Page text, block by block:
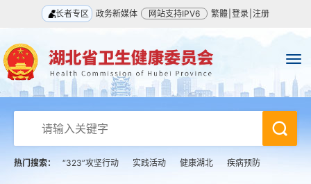
长者专区 政务新媒体 网站支持IPV6 繁體 登录 注册
热门搜索： “323”攻坚行动 实践活动 健康湖北 疾病预防